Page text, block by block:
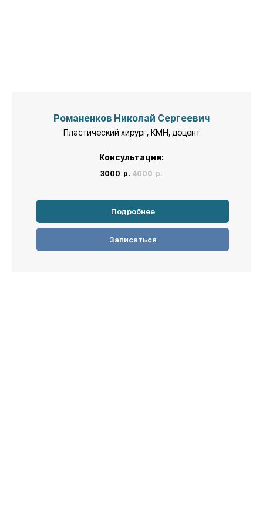
Романенков Николай Сергеевич
Пластический хирург, КМН, доцент
Консультация:
3000 р. 4000 р.
Подробнее
Записаться